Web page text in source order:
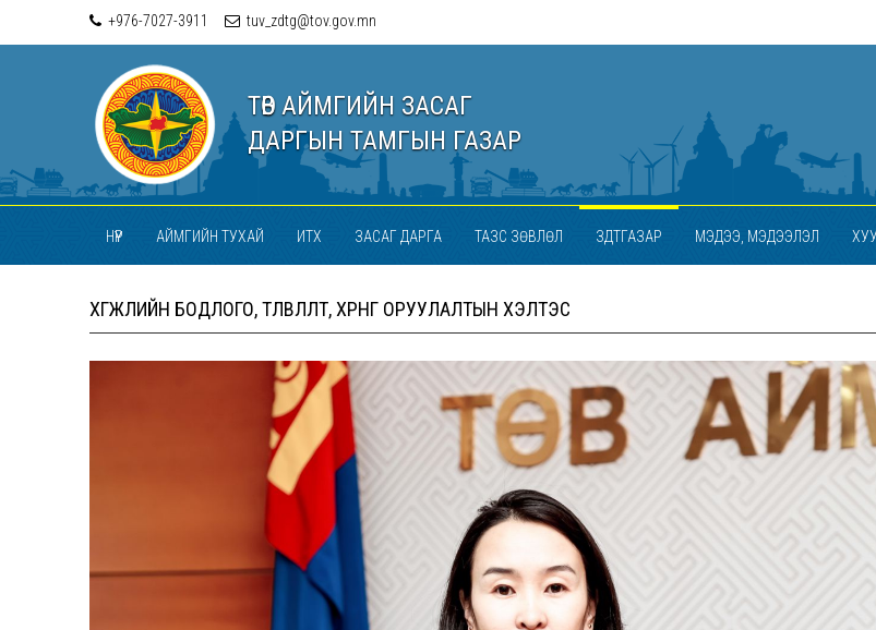
+976-7027-3911 tuv_zdtg@tov.gov.mn
ТӨВ АЙМГИЙН ЗАСАГ
ДАРГЫН ТАМГЫН ГАЗАР
НҮҮР АЙМГИЙН ТУХАЙ ИТХ ЗАСАГ ДАРГА ТАЗС ЗӨВЛӨЛ ЗДТГАЗАР МЭДЭЭ, МЭДЭЭЛЭЛ
ХӨГЖЛИЙН БОДЛОГО, ТӨЛӨВЛӨЛТ, ХӨРӨНГӨ ОРУУЛАЛТЫН ХЭЛТЭС